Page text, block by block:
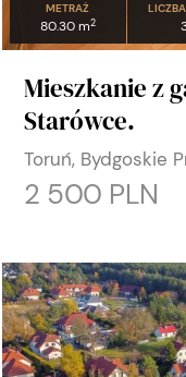
METRAŻ
80.30 m2
Mieszkanie z
Starówce.
Toruń, Bydgoskie
2 500 PLN